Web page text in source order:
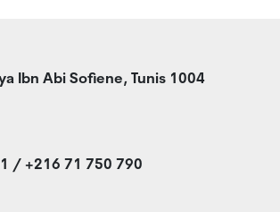
Ibn Abi Sofiene, Tunis 1004
/ +216 71 750 790